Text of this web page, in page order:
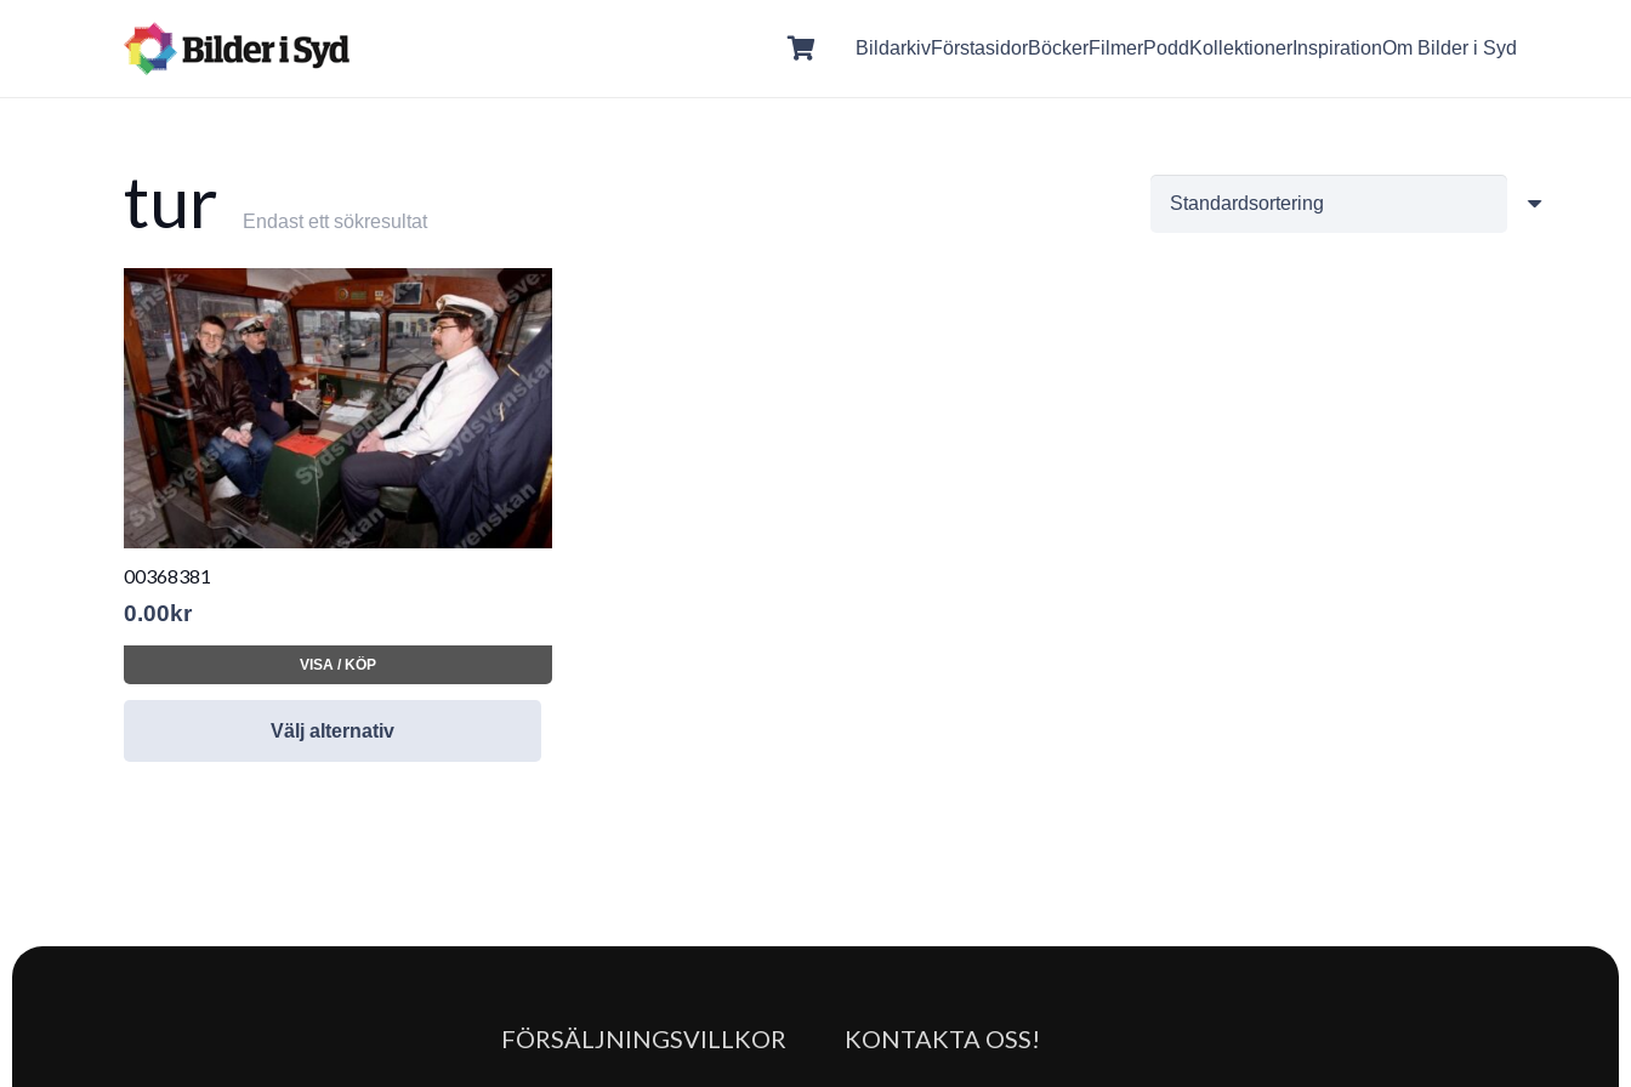
BildarkivFörstasidorBöckerFilmerPodd Kollektioner InspirationOm Bilder i Syd
tur Endast ett sökresultat
00368381
0.00 kr
VISA / KÖP
Välj alternativ
FÖRSÄLJNINGSVILLKOR KONTAKTA OSS!